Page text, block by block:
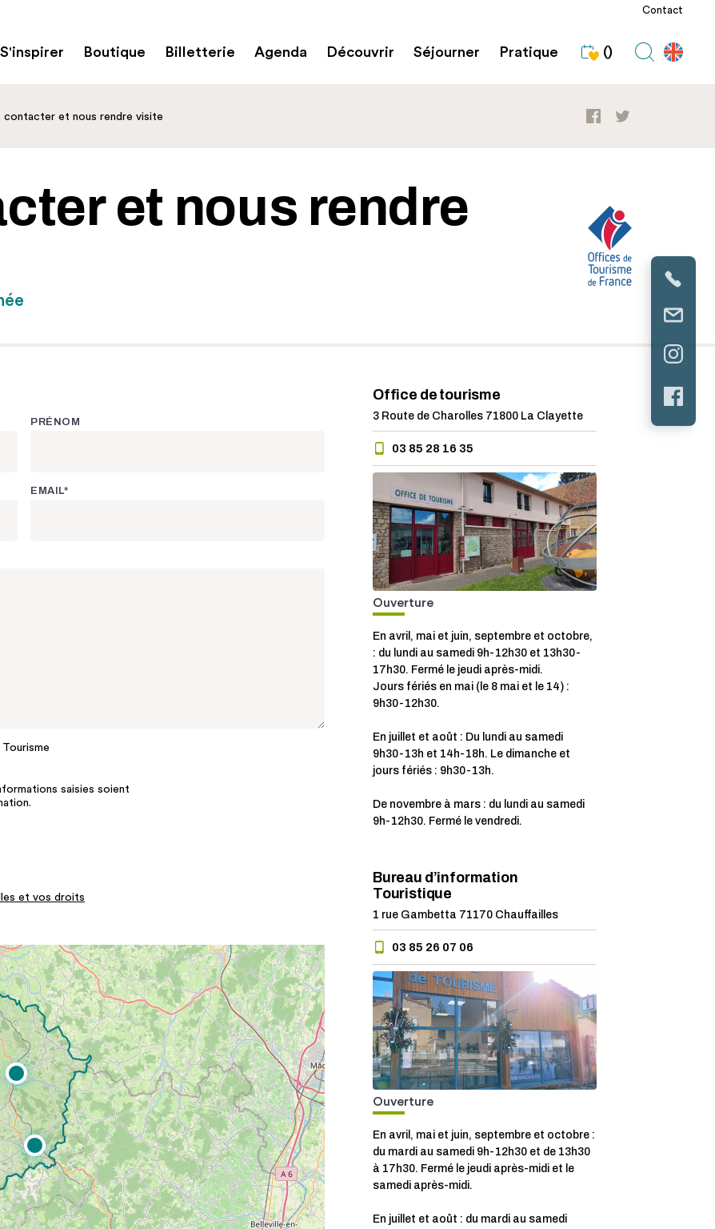
Contact
S'inspirer Boutique Billetterie Agenda Découvrir Séjourner Pratique ()
contacter et nous rendre visite
et nous rendre
PRÉNOM
EMAIL*
saisies soient
et vos droits
Office de tourisme
3 Route de Charolles 71800 La Clayette
03 85 28 16 35
Ouverture
En avril, mai et juin, septembre et octobre,
: du lundi au samedi 9h-12h30 et 13h30-
17h30. Fermé le jeudi après-midi.
Jours fériés en mai (le 8 mai et le 14) :
9h30-12h30.
En juillet et août : Du lundi au samedi
9h30-13h et 14h-18h. Le dimanche et
jours fériés : 9h30-13h.
De novembre à mars : du lundi au samedi
9h-12h30. Fermé le vendredi.
Bureau d’information
Touristique
1 rue Gambetta 71170 Chauffailles
03 85 26 07 06
Ouverture
En avril, mai et juin, septembre et octobre :
du mardi au samedi 9h-12h30 et de 13h30
à 17h30. Fermé le jeudi après-midi et le
samedi après-midi.
En juillet et août : du mardi au samedi